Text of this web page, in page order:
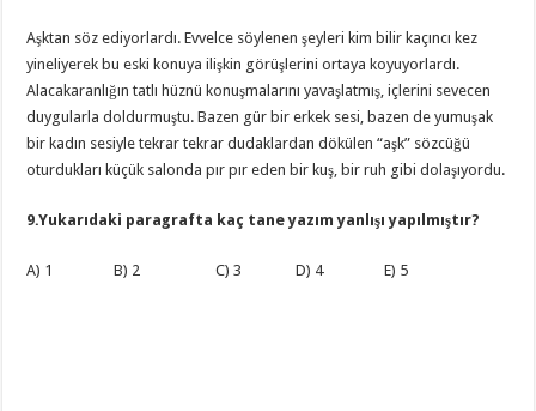
Aşktan söz ediyorlardı. Evvelce söylenen şeyleri kim bilir kaçıncı kez
yineliyerek bu eski konuya ilişkin görüşlerini ortaya koyuyorlardı.
Alacakaranlığın tatlı hüznü konuşmalarını yavaşlatmış, içlerini sevecen
duygularla doldurmuştu. Bazen gür bir erkek sesi, bazen de yumuşak
bir kadın sesiyle tekrar tekrar dudaklardan dökülen “aşk” sözcüğü
oturdukları küçük salonda pır pır eden bir kuş, bir ruh gibi dolaşıyordu.
9.Yukarıdaki paragrafta kaç tane yazım yanlışı yapılmıştır?
A) 1 B) 2 C) 3 D) 4 E) 5